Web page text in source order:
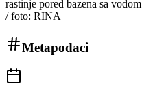
rastinje pored bazena sa vodom
/ foto: RINA
Metapodaci